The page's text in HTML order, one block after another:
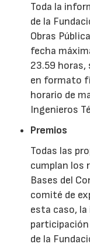
Toda la
de la
Obras
fecha
23.59 horas,
en formato
horario de
Ingenieros
Premios
Todas las
cumplan los
Bases del
comité de
esta caso,
de la